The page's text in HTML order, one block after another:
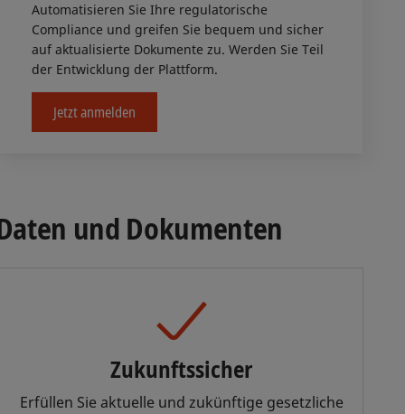
Automatisieren Sie Ihre regulatorische
Compliance und greifen Sie bequem und sicher
auf aktualisierte Dokumente zu. Werden Sie Teil
der Entwicklung der Plattform.
Jetzt anmelden
und Dokumenten
Zukunftssicher
Erfüllen Sie aktuelle und zukünftige gesetzliche